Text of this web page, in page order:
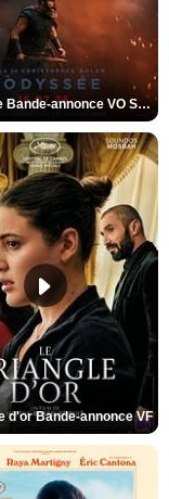
L'Odyssée Bande-annonce VO STFR
d'or Bande-annonce VF